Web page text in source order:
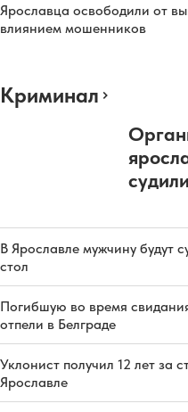
Ярославца освободили от
влиянием мошенников
Криминал
В Ярославле мужчину будут
стол
Погибшую во время
отпели в Белграде
Уклонист получил 12 лет за
Ярославле